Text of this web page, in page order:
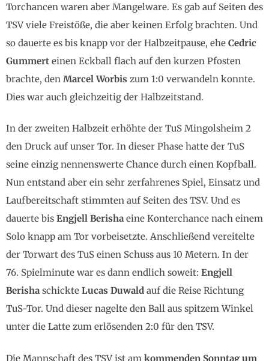
Torchancen waren aber Mangelware. Es gab auf Seiten des
TSV viele Freistöße, die aber keinen Erfolg brachten. Und
so dauerte es bis knapp vor der Halbzeitpause, ehe Cedric
Gummert einen Eckball flach auf den kurzen Pfosten
brachte, den Marcel Worbis zum 1:0 verwandeln konnte.
Dies war auch gleichzeitig der Halbzeitstand.
In der zweiten Halbzeit erhöhte der TuS Mingolsheim 2
den Druck auf unser Tor. In dieser Phase hatte der TuS
seine einzig nennenswerte Chance durch einen Kopfball.
Nun entstand aber ein sehr zerfahrenes Spiel, Einsatz und
Laufbereitschaft stimmten auf Seiten des TSV. Und es
dauerte bis Engjell Berisha eine Konterchance nach einem
Solo knapp am Tor vorbeisetzte. Anschließend vereitelte
der Torwart des TuS einen Schuss aus 10 Metern. In der
76. Spielminute war es dann endlich soweit: Engjell
Berisha schickte Lucas Duwald auf die Reise Richtung
TuS-Tor. Und dieser nagelte den Ball aus spitzem Winkel
unter die Latte zum erlösenden 2:0 für den TSV.
Die Mannschaft des TSV ist am kommenden Sonntag um